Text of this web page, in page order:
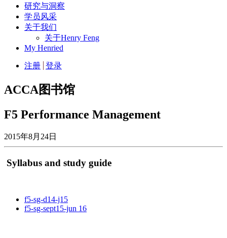
研究与洞察
学员风采
关于我们
关于Henry Feng
My Henried
注册 登录
ACCA图书馆
F5 Performance Management
2015年8月24日
Syllabus and study guide
f5-sg-d14-j15
f5-sg-sept15-jun 16